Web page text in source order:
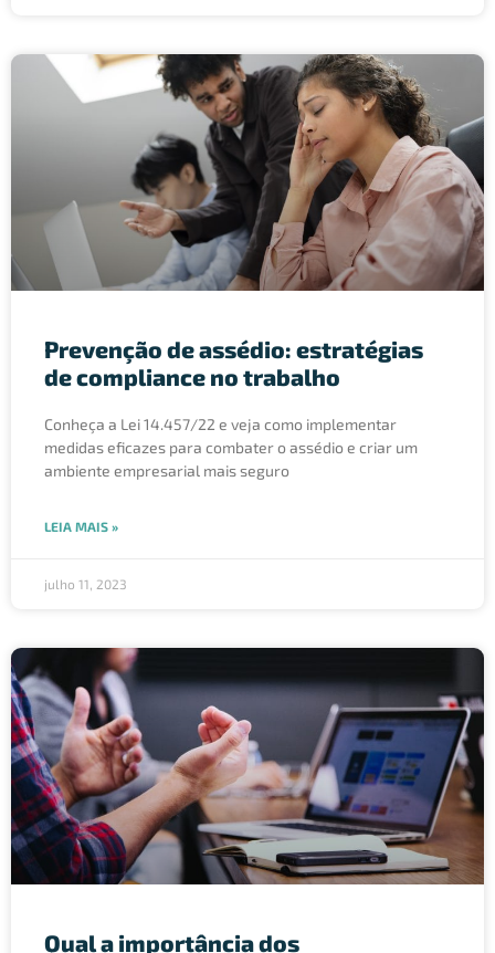
Prevenção de assédio: estratégias
de compliance no trabalho
Conheça a Lei 14.457/22 e veja como implementar
medidas eficazes para combater o assédio e criar um
ambiente empresarial mais seguro
LEIA MAIS »
julho 11, 2023
Qual a importância dos